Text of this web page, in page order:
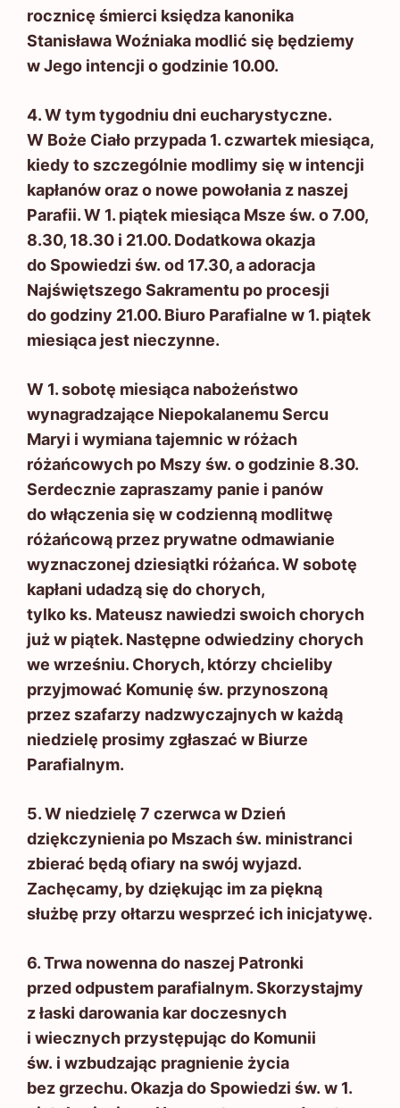
rocznicę śmierci księdza kanonika
Stanisława Woźniaka modlić się będziemy
w Jego intencji o godzinie 10.00.
4. W tym tygodniu dni eucharystyczne.
W Boże Ciało przypada 1. czwartek miesiąca,
kiedy to szczególnie modlimy się w intencji
kapłanów oraz o nowe powołania z naszej
Parafii. W 1. piątek miesiąca Msze św. o 7.00,
8.30, 18.30 i 21.00. Dodatkowa okazja
do Spowiedzi św. od 17.30, a adoracja
Najświętszego Sakramentu po procesji
do godziny 21.00. Biuro Parafialne w 1. piątek
miesiąca jest nieczynne.
W 1. sobotę miesiąca nabożeństwo
wynagradzające Niepokalanemu Sercu
Maryi i wymiana tajemnic w różach
różańcowych po Mszy św. o godzinie 8.30.
Serdecznie zapraszamy panie i panów
do włączenia się w codzienną modlitwę
różańcową przez prywatne odmawianie
wyznaczonej dziesiątki różańca. W sobotę
kapłani udadzą się do chorych,
tylko ks. Mateusz nawiedzi swoich chorych
już w piątek. Następne odwiedziny chorych
we wrześniu. Chorych, którzy chcieliby
przyjmować Komunię św. przynoszoną
przez szafarzy nadzwyczajnych w każdą
niedzielę prosimy zgłaszać w Biurze
Parafialnym.
5. W niedzielę 7 czerwca w Dzień
dziękczynienia po Mszach św. ministranci
zbierać będą ofiary na swój wyjazd.
Zachęcamy, by dziękując im za piękną
służbę przy ołtarzu wesprzeć ich inicjatywę.
6. Trwa nowenna do naszej Patronki
przed odpustem parafialnym. Skorzystajmy
z łaski darowania kar doczesnych
i wiecznych przystępując do Komunii
św. i wzbudzając pragnienie życia
bez grzechu. Okazja do Spowiedzi św. w 1.